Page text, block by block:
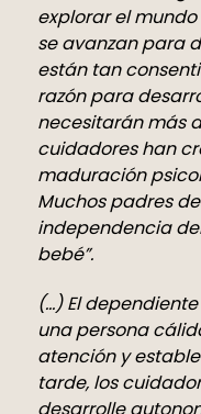
explorar el
se avanzan para
están tan
razón para
necesitarán más
cuidadores han
maduración
Muchos padres
independencia
bebé”.
(…) El
una persona
atención y
tarde, los
desarrolle